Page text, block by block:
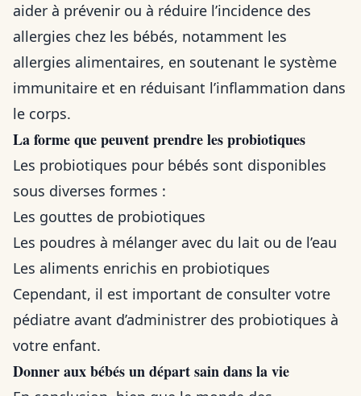
aider à prévenir ou à réduire l’incidence des
allergies chez les bébés, notamment les
allergies alimentaires, en soutenant le système
immunitaire et en réduisant l’inflammation dans
le corps.
La forme que peuvent prendre les probiotiques
Les probiotiques pour bébés sont disponibles
sous diverses formes :
Les gouttes de probiotiques
Les poudres à mélanger avec du lait ou de l’eau
Les aliments enrichis en probiotiques
Cependant, il est important de consulter votre
pédiatre avant d’administrer des probiotiques à
votre enfant.
Donner aux bébés un départ sain dans la vie